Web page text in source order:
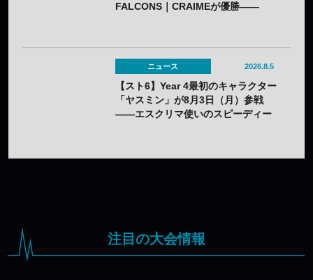
FALCONS｜CRAIMEが優勝——
ニュース 2026.8.5
【スト6】Year 4最初のキャラクター
「ヤスミン」が8月3日（月）参戦
——エスクリマ使いのスピーディー
注目の大会情報